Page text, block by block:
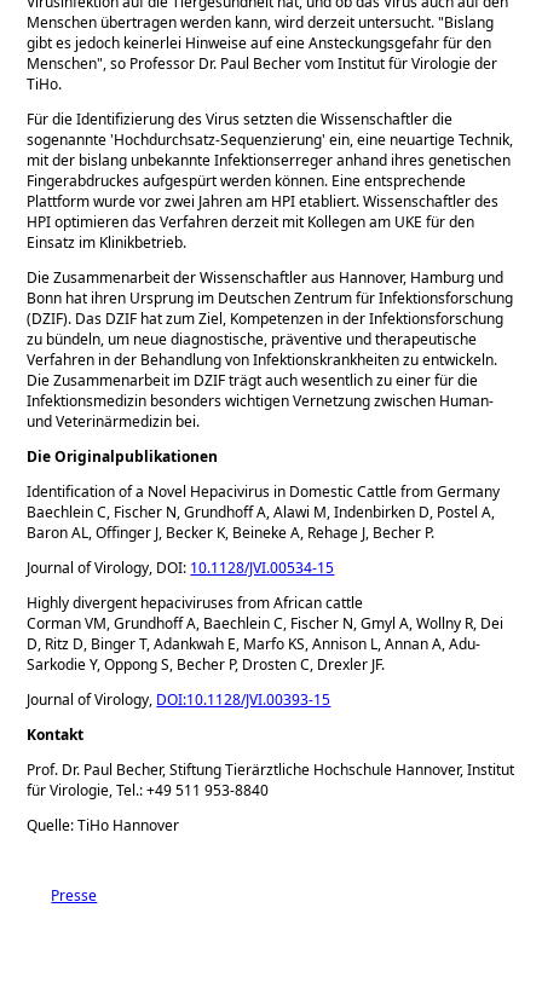
Menschen übertragen werden kann, wird derzeit untersucht. Bislang
gibt es jedoch keinerlei Hinweise auf eine Ansteckungsgefahr für den
Menschen , so Professor Dr. Paul Becher vom Institut für Virologie der
TiHo.
Für die Identifizierung des Virus setzten die Wissenschaftler die
sogenannte 'Hochdurchsatz-Sequenzierung' ein, eine neuartige Technik,
mit der bislang unbekannte Infektionserreger anhand ihres genetischen
Fingerabdruckes aufgespürt werden können. Eine entsprechende
Plattform wurde vor zwei Jahren am HPI etabliert. Wissenschaftler des
HPI optimieren das Verfahren derzeit mit Kollegen am UKE für den
Einsatz im Klinikbetrieb.
Die Zusammenarbeit der Wissenschaftler aus Hannover, Hamburg und
Bonn hat ihren Ursprung im Deutschen Zentrum für Infektionsforschung
(DZIF). Das DZIF hat zum Ziel, Kompetenzen in der Infektionsforschung
zu bündeln, um neue diagnostische, präventive und therapeutische
Verfahren in der Behandlung von Infektionskrankheiten zu entwickeln.
Die Zusammenarbeit im DZIF trägt auch wesentlich zu einer für die
Infektionsmedizin besonders wichtigen Vernetzung zwischen Human-
und Veterinärmedizin bei.
Die Originalpublikationen
Identification of a Novel Hepacivirus in Domestic Cattle from Germany
Baechlein C, Fischer N, Grundhoff A, Alawi M, Indenbirken D, Postel A,
Baron AL, Offinger J, Becker K, Beineke A, Rehage J, Becher P.
Journal of Virology, DOI: 10.1128/JVI.00534-15
Highly divergent hepaciviruses from African cattle
Corman VM, Grundhoff A, Baechlein C, Fischer N, Gmyl A, Wollny R, Dei
D, Ritz D, Binger T, Adankwah E, Marfo KS, Annison L, Annan A, Adu-
Sarkodie Y, Oppong S, Becher P, Drosten C, Drexler JF.
Journal of Virology, DOI:10.1128/JVI.00393-15
Kontakt
Prof. Dr. Paul Becher, Stiftung Tierärztliche Hochschule Hannover, Institut
für Virologie, Tel.: +49 511 953-8840
Quelle: TiHo Hannover
Presse